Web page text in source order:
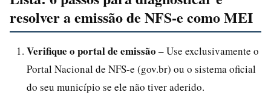
resolver a emissão de NFS-e como MEI
Verifique o portal de emissão – Use exclusivamente o
Portal Nacional de NFS-e (gov.br) ou o sistema oficial
do seu município se ele não tiver aderido.